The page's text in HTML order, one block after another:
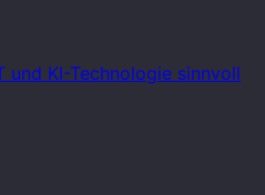
und KI-Technologie sinnvoll